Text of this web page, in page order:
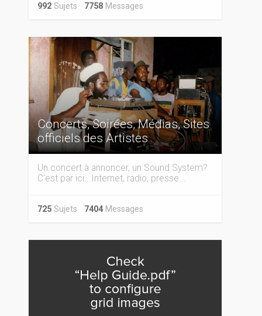
992Sujets 7758Messages
Concerts, Soirées, Médias, Sites
officiels des Artistes
Un concert à annoncer, un Sound System?
C'est par ici...Internet, radio, presse...
725Sujets 7404Messages